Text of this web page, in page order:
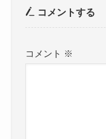
コメントする
コメント ※